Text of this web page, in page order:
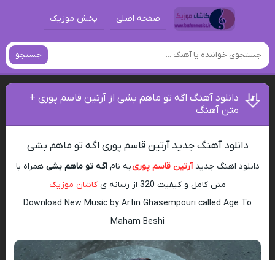
صفحه اصلی پخش موزیک
جستجو
دانلود آهنگ اگه تو ماهم بشی از آرتین قاسم پوری +
متن آهنگ
دانلود آهنگ جدید آرتین قاسم پوری اگه تو ماهم بشی
دانلود اهنگ جدیدآرتین قاسم پوریبه ناماگه تو ماهم بشی همراه با
متن کامل و کیفیت 320 از رسانه ی
کاشان موزیک
Download New Music by Artin Ghasempouri called Age To
Maham Beshi